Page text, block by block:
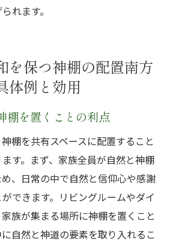
れます。
を保つ神棚の配置南方
体例と効用
棚を置くことの利点
棚を共有スペースに配置すること
す。まず、家族全員が自然と神棚
、日常の中で自然と信仰心や感謝
できます。リビングルームやダイ
族が集まる場所に神棚を置くこと
自然と神道の要素を取り入れるこ